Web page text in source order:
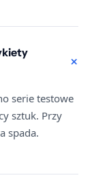
serie testowe
sztuk. Przy
spada.